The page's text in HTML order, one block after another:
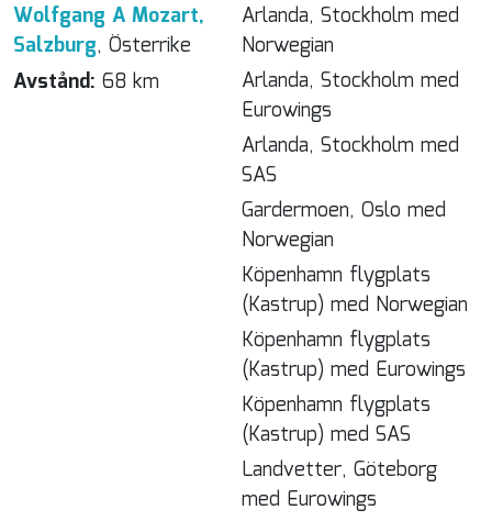
Wolfgang A Mozart,
Salzburg, Österrike
Avstånd: 68 km
Arlanda, Stockholm med
Norwegian
Arlanda, Stockholm med
Eurowings
Arlanda, Stockholm med
SAS
Gardermoen, Oslo med
Norwegian
Köpenhamn flygplats
(Kastrup) med Norwegian
Köpenhamn flygplats
(Kastrup) med Eurowings
Köpenhamn flygplats
(Kastrup) med SAS
Landvetter, Göteborg
med Eurowings